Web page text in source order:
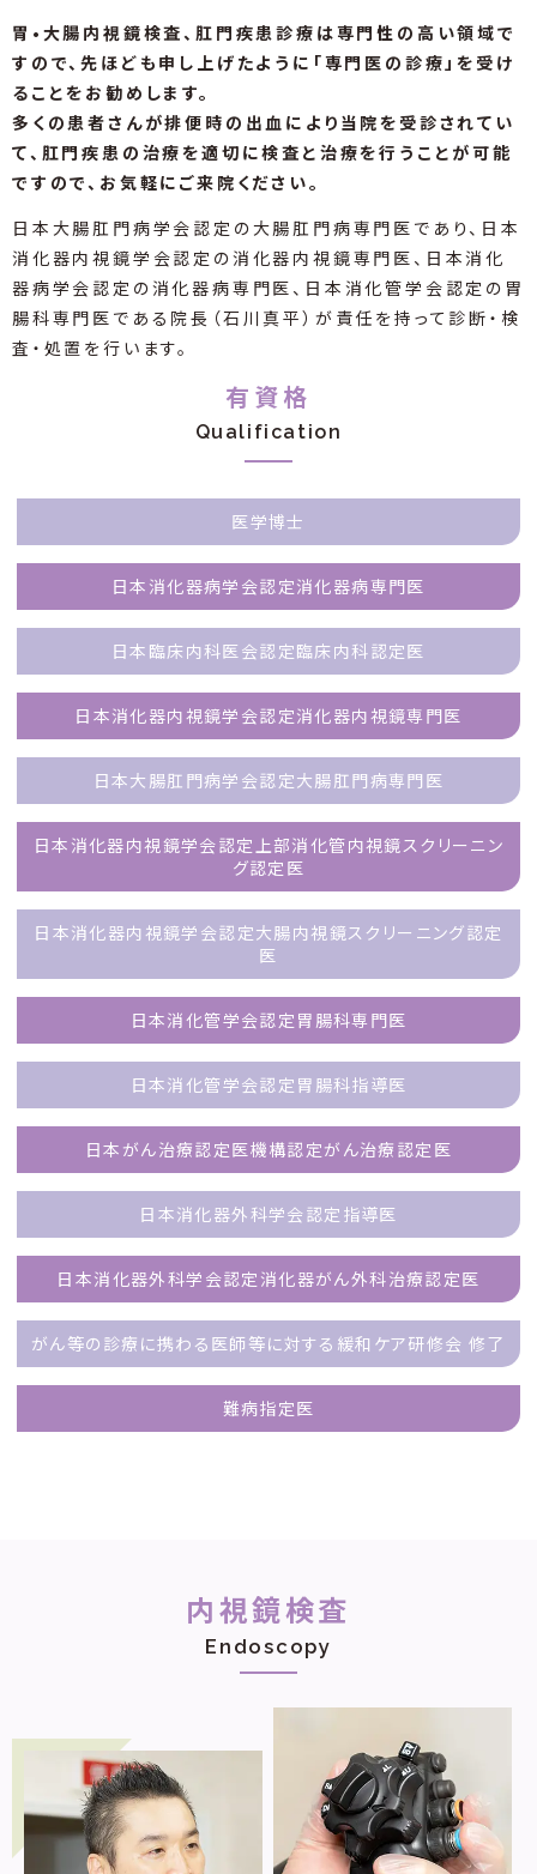
胃•大腸内視鏡検査、肛門疾患診療は専門性の高い領域で
すので、先ほども申し上げたように「専門医の診療」を受け
ることをお勧めします。
多くの患者さんが排便時の出血により当院を受診されてい
て、肛門疾患の治療を適切に検査と治療を行うことが可能
ですので、お気軽にご来院ください。
日本大腸肛門病学会認定の大腸肛門病専門医であり、日本
消化器内視鏡学会認定の消化器内視鏡専門医、日本消化
器病学会認定の消化器病専門医、日本消化管学会認定の胃
腸科専門医である院長（石川真平）が責任を持って診断・検
査・処置を行います。
有資格
Qualification
医学博士
日本消化器病学会認定消化器病専門医
日本臨床内科医会認定臨床内科認定医
日本消化器内視鏡学会認定消化器内視鏡専門医
日本大腸肛門病学会認定大腸肛門病専門医
日本消化器内視鏡学会認定上部消化管内視鏡スクリーニン
グ認定医
日本消化器内視鏡学会認定大腸内視鏡スクリーニング認定
医
日本消化管学会認定胃腸科専門医
日本消化管学会認定胃腸科指導医
日本がん治療認定医機構認定がん治療認定医
日本消化器外科学会認定指導医
日本消化器外科学会認定消化器がん外科治療認定医
がん等の診療に携わる医師等に対する緩和ケア研修会 修了
難病指定医
内視鏡検査
Endoscopy